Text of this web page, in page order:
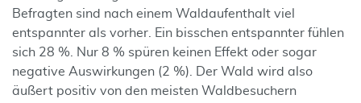
Befragten sind nach einem Waldaufenthalt viel
entspannter als vorher. Ein bisschen entspannter fühlen
sich 28 %. Nur 8 % spüren keinen Effekt oder sogar
negative Auswirkungen (2 %). Der Wald wird also
äußert positiv von den meisten Waldbesuchern